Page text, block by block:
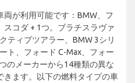
が利用可能です：BMW、フ
スコダ + 1つ。ブラチスラヴァ
ティブツアラー、BMW 3シリ
ト、フォード C-Max、フォー
のメーカーから14種類の異な
きます。以下の燃料タイプの車